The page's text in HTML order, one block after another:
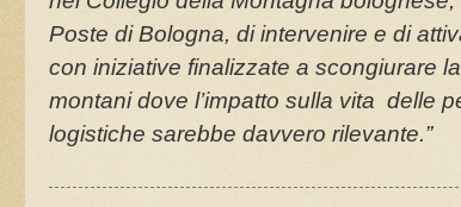
Poste di Bologna, di intervenire e di
con iniziative finalizzate a scongiurare
montani dove l’impatto sulla vita delle
logistiche sarebbe davvero rilevante.”